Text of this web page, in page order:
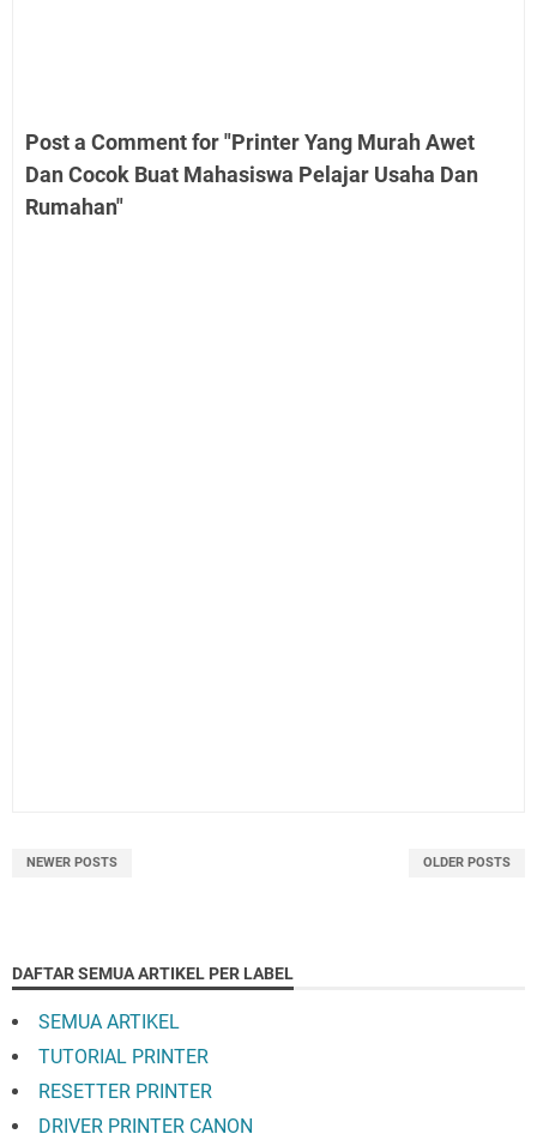
Post a Comment for "Printer Yang Murah Awet
Dan Cocok Buat Mahasiswa Pelajar Usaha Dan
Rumahan"
NEWER POSTS OLDER POSTS
DAFTAR SEMUA ARTIKEL PER LABEL
SEMUA ARTIKEL
TUTORIAL PRINTER
RESETTER PRINTER
DRIVER PRINTER CANON